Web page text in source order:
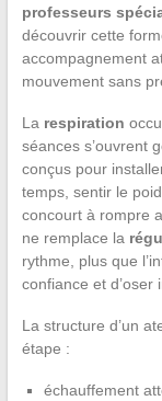
professeurs
découvrir cette
accompagnement
mouvement sans
La respiration
séances s’ouvrent
conçus pour
temps, sentir le
concourt à rompre
ne remplace la
rythme, plus que
confiance et d’oser
La structure d’un
étape :
échauffement